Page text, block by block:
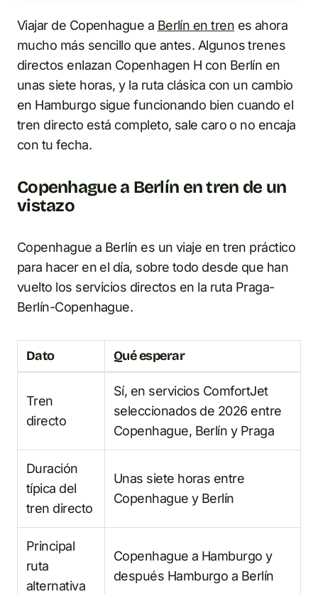
Viajar de Copenhague a Berlín en tren es ahora
mucho más sencillo que antes. Algunos trenes
directos enlazan Copenhagen H con Berlín en
unas siete horas, y la ruta clásica con un cambio
en Hamburgo sigue funcionando bien cuando el
tren directo está completo, sale caro o no encaja
con tu fecha.
Copenhague a Berlín en tren de un
vistazo
Copenhague a Berlín es un viaje en tren práctico
para hacer en el día, sobre todo desde que han
vuelto los servicios directos en la ruta Praga-
Berlín-Copenhague.
Dato Qué esperar
Tren
directo
Sí, en servicios ComfortJet
seleccionados de 2026 entre
Copenhague, Berlín y Praga
Duración
típica del
tren directo
Unas siete horas entre
Copenhague y Berlín
Principal
ruta
alternativa
Copenhague a Hamburgo y
después Hamburgo a Berlín